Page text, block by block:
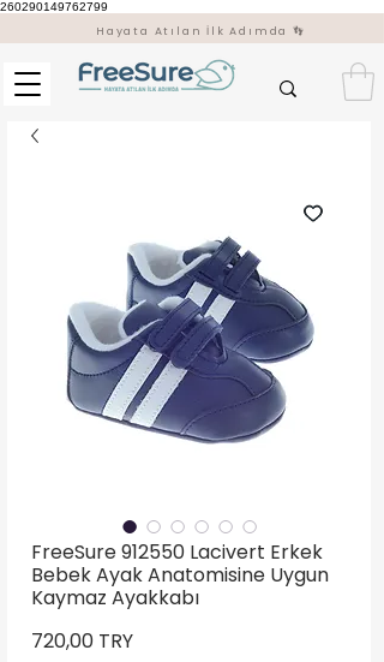
260290149762799
Hayata Atılan İlk Adımda 👣
FreeSure 912550 Lacivert Erkek
Bebek Ayak Anatomisine Uygun
Kaymaz Ayakkabı
720,00 TRYPreis